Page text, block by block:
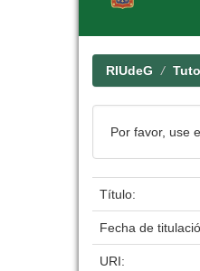
RIUdeG
Por favor, use
Título:
Fecha de
URI: